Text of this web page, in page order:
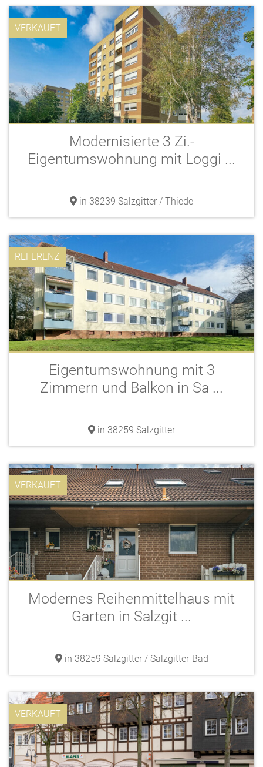
VERKAUFT
Modernisierte 3 Zi.-
Eigentumswohnung mit Loggi ...
in 38239 Salzgitter / Thiede
REFERENZ
Eigentumswohnung mit 3
Zimmern und Balkon in Sa ...
in 38259 Salzgitter
VERKAUFT
Modernes Reihenmittelhaus mit
Garten in Salzgit ...
in 38259 Salzgitter / Salzgitter-Bad
VERKAUFT